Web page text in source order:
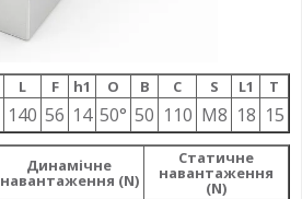
L F h1 О B C S L1 T
140 56 14 50° 50 110 M8 18 15
Динамічне
навантаження (N)
Статичне
навантаження
(N)